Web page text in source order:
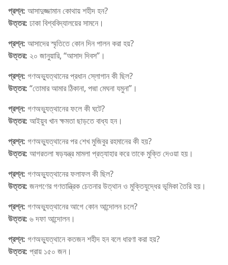
প্রশ্ন: আসাদুজ্জামান কোথায় শহীদ হন?
উত্তর: ঢাকা বিশ্ববিদ্যালয়ের সামনে।
প্রশ্ন: আসাদের স্মৃতিতে কোন দিন পালন করা হয়?
উত্তর: ২০ জানুয়ারি, “আসাদ দিবস”।
প্রশ্ন: গণঅভ্যুত্থানের প্রধান স্লোগান কী ছিল?
উত্তর: “তোমার আমার ঠিকানা, পদ্মা মেঘনা যমুনা”।
প্রশ্ন: গণঅভ্যুত্থানের ফলে কী ঘটে?
উত্তর: আইয়ুব খান ক্ষমতা ছাড়তে বাধ্য হন।
প্রশ্ন: গণঅভ্যুত্থানের পর শেখ মুজিবুর রহমানের কী হয়?
উত্তর: আগরতলা ষড়যন্ত্র মামলা প্রত্যাহার করে তাকে মুক্তি দেওয়া হয়।
প্রশ্ন: গণঅভ্যুত্থানের ফলাফল কী ছিল?
উত্তর: জনগণের গণতান্ত্রিক চেতনার উত্থান ও মুক্তিযুদ্ধের ভূমিকা তৈরি হয়।
প্রশ্ন: গণঅভ্যুত্থানের আগে কোন আন্দোলন চলে?
উত্তর: ৬ দফা আন্দোলন।
প্রশ্ন: গণঅভ্যুত্থানে কতজন শহীদ হন বলে ধারণা করা হয়?
উত্তর: প্রায় ১৫০ জন।